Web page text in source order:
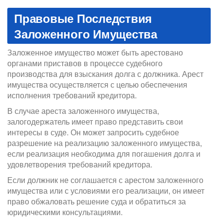
Правовые Последствия
Заложенного Имущества
Заложенное имущество может быть арестовано
органами приставов в процессе судебного
производства для взыскания долга с должника. Арест
имущества осуществляется с целью обеспечения
исполнения требований кредитора.
В случае ареста заложенного имущества,
залогодержатель имеет право представить свои
интересы в суде. Он может запросить судебное
разрешение на реализацию заложенного имущества,
если реализация необходима для погашения долга и
удовлетворения требований кредитора.
Если должник не соглашается с арестом заложенного
имущества или с условиями его реализации, он имеет
право обжаловать решение суда и обратиться за
юридическими консультациями.